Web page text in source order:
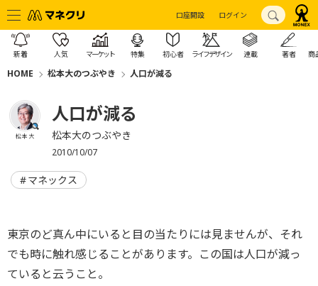
口座開設 ログイン
新着 人気 マーケット 特集 初心者 ライフデザイン 連載 著者 商
HOME 松本大のつぶやき 人口が減る
松本 大
人口が減る
松本大のつぶやき
2010/10/07
マネックス
東京のど真ん中にいると目の当たりには見ませんが、それ
でも時に触れ感じることがあります。この国は人口が減っ
ていると云うこと。